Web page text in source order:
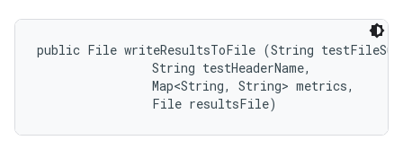
public File writeResultsToFile (String
                String testHeaderName,
                Map<String, String> metrics,
                File resultsFile)